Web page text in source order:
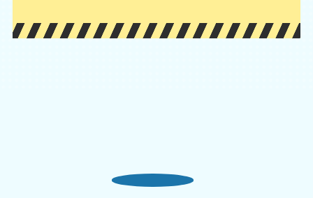
た、などの原因が考えられます。